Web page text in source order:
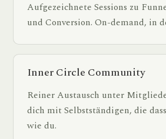
Aufgezeichnete Sessions zu
und Conversion. On-demand, in
Inner Circle Community
Reiner Austausch unter
dich mit Selbstständigen, die
wie du.